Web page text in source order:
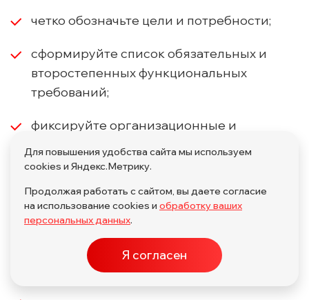
четко обозначьте цели и потребности;
сформируйте список обязательных и
второстепенных функциональных
требований;
фиксируйте организационные и
юридические ограничения;
требований и ограничений
корпоративных политик безопасности;
подсчитайте бюджет и наметьте
стоимость дальнейшей поддержки;
Для повышения удобства сайта мы используем
cookies и Яндекс.Метрику.
Продолжая работать с сайтом, вы даете согласие
на использование cookies и обработку ваших
персональных данных.
Я согласен